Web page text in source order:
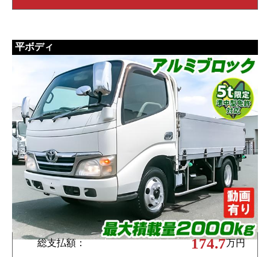
平ボディ
総支払額： 174.7万円